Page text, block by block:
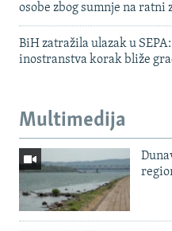
osobe zbog sumnje na ratni
BiH zatražila ulazak u
inostranstva korak bliže
Multimedija